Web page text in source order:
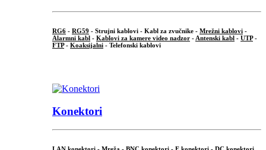
RG6 - RG59 - Strujni kablovi - Kabl za zvučnike - Mrežni kablovi -
Alarmni kabl - Kablovi za kamere video nadzor - Antenski kabl - UTP-
FTP- Koaksijalni - Telefonski kablovi
Konektori